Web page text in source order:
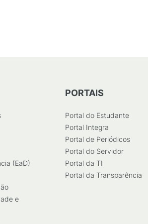
(EaD)
e
PORTAIS
Portal do Estudante
Portal Integra
Portal de Periódicos
Portal do Servidor
Portal da TI
Portal da Transparência